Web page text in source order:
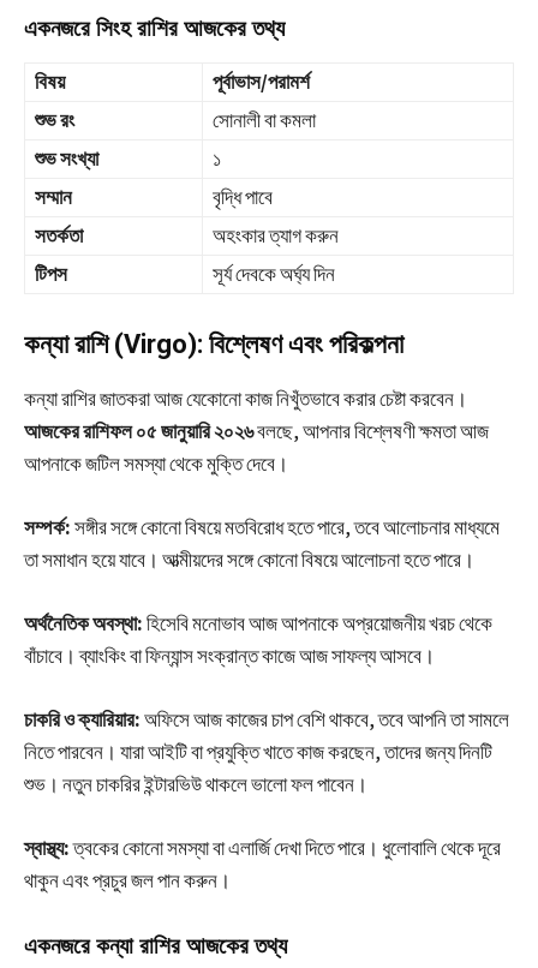
একনজরে সিংহ রাশির আজকের তথ্য
বিষয়
পূর্বাভাস/পরামর্শ
শুভ রং
সোনালী বা কমলা
শুভ সংখ্যা
১
সম্মান
বৃদ্ধি পাবে
সতর্কতা
অহংকার ত্যাগ করুন
টিপস
সূর্য দেবকে অর্ঘ্য দিন
কন্যা রাশি (Virgo): বিশ্লেষণ এবং পরিকল্পনা
কন্যা রাশির জাতকরা আজ যেকোনো কাজ নিখুঁতভাবে করার চেষ্টা করবেন।
আজকের রাশিফল ০৫ জানুয়ারি ২০২৬বলছে, আপনার বিশ্লেষণী ক্ষমতা আজ
আপনাকে জটিল সমস্যা থেকে মুক্তি দেবে।
সম্পর্ক:সঙ্গীর সঙ্গে কোনো বিষয়ে মতবিরোধ হতে পারে, তবে আলোচনার মাধ্যমে
তা সমাধান হয়ে যাবে। আত্মীয়দের সঙ্গে কোনো বিষয়ে আলোচনা হতে পারে।
অর্থনৈতিক অবস্থা:হিসেবি মনোভাব আজ আপনাকে অপ্রয়োজনীয় খরচ থেকে
বাঁচাবে। ব্যাংকিং বা ফিন্যান্স সংক্রান্ত কাজে আজ সাফল্য আসবে।
চাকরি ও ক্যারিয়ার:অফিসে আজ কাজের চাপ বেশি থাকবে, তবে আপনি তা সামলে
নিতে পারবেন। যারা আইটি বা প্রযুক্তি খাতে কাজ করছেন, তাদের জন্য দিনটি
শুভ। নতুন চাকরির ইন্টারভিউ থাকলে ভালো ফল পাবেন।
স্বাস্থ্য:ত্বকের কোনো সমস্যা বা এলার্জি দেখা দিতে পারে। ধুলোবালি থেকে দূরে
থাকুন এবং প্রচুর জল পান করুন।
একনজরে কন্যা রাশির আজকের তথ্য